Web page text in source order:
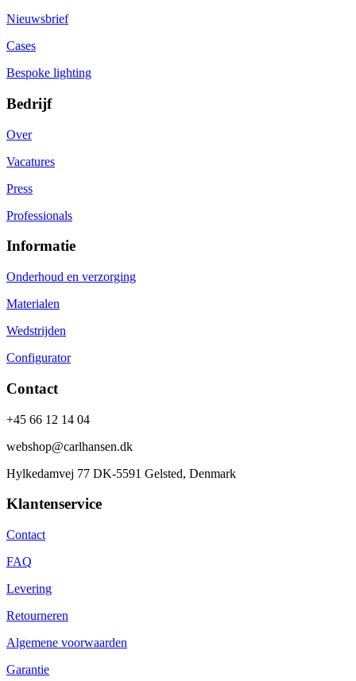
Nieuwsbrief
Cases
Bespoke lighting
Bedrijf
Over
Vacatures
Press
Professionals
Informatie
Onderhoud en verzorging
Materialen
Wedstrijden
Configurator
Contact
+45 66 12 14 04
webshop@carlhansen.dk
Hylkedamvej 77 DK-5591 Gelsted, Denmark
Klantenservice
Contact
FAQ
Levering
Retourneren
Algemene voorwaarden
Garantie